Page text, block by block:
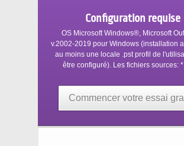
Configuration requise
OS Microsoft Windows®, Microsoft
v.2002-2019 pour Windows (installation
au moins une locale .pstprofil de
être configuré). Les fichiers sources:
Commencer votre essai